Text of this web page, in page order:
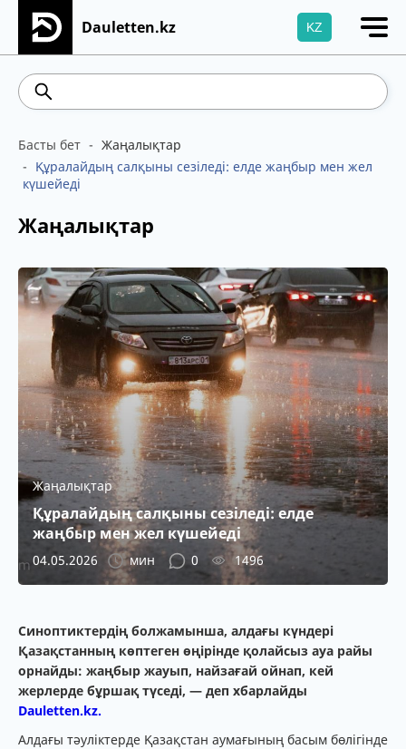
Dauletten.kz KZ
Сіздің өтінішіңіз сәтті жіберілді, Рақмет!
Басты бет
Жаңалықтар
Құралайдың салқыны сезіледі: елде жаңбыр мен жел
күшейеді
Жаңалықтар
Жаңалықтар
Құралайдың салқыны сезіледі: елде
жаңбыр мен жел күшейеді
04.05.2026 мин 0 1496
Синоптиктердің болжамынша, алдағы күндері
Қазақстанның көптеген өңірінде қолайсыз ауа райы
орнайды: жаңбыр жауып, найзағай ойнап, кей
жерлерде бұршақ түседі, — деп хбарлайды
Dauletten.kz.
Алдағы тәуліктерде Қазақстан аумағының басым бөлігінде